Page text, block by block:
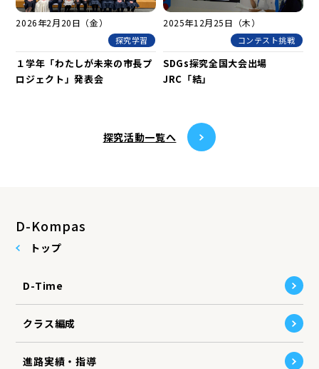
2026年2月20日（金）
探究学習
１学年「わたしが未来の市長プ
ロジェクト」発表会
2025年12月25日（木）
コンテスト挑戦
SDGs探究全国大会出場
JRC「結」
探究活動⼀覧へ
D-Kompas
トップ
D-Time
クラス編成
進路実績・指導